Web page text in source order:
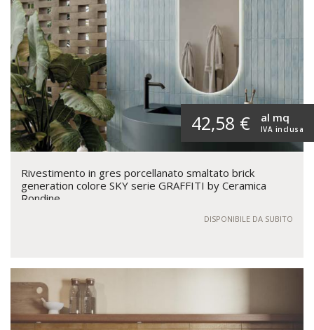
42,58 € IVA inclusa
al mq
Rivestimento in gres porcellanato smaltato brick
generation colore SKY serie GRAFFITI by Ceramica
Rondine
DISPONIBILE DA SUBITO